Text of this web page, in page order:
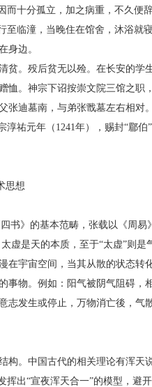
十分孤立，加之病重，不久便
至临潼，当晚住在馆舍，沐浴就
身边。
。殁后贫无以殓。在长安的学
。神宗下诏按崇文院三馆之职
张迪墓南，与弟张戬墓左右相对。
祐元年（1241年），赐封“郿伯
思想
》的基本范畴，张载以《周易
虚是天的本质，至于“太虚”则是
宇宙空间，当其从散的状态转
事物。例如：阳气被阴气阻碍，
志发生或停止，万物消亡後，气
。中国古代的相关理论有浑天
出“宣夜浑天合一”的模型，避